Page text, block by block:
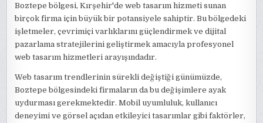
Boztepe bölgesi, Kırşehir'de web tasarım hizmeti sunan
birçok firma için büyük bir potansiyele sahiptir. Bu bölgedeki
işletmeler, çevrimiçi varlıklarını güçlendirmek ve dijital
pazarlama stratejilerini geliştirmek amacıyla profesyonel
web tasarım hizmetleri arayışındadır.
Web tasarım trendlerinin sürekli değiştiği günümüzde,
Boztepe bölgesindeki firmaların da bu değişimlere ayak
uydurması gerekmektedir. Mobil uyumluluk, kullanıcı
deneyimi ve görsel açıdan etkileyici tasarımlar gibi faktörler,